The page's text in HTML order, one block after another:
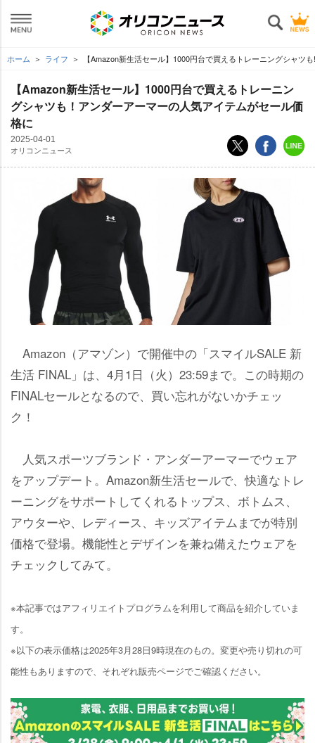
ホーム ライフ 【Amazon新生活セール】1000円台で買えるトレーニングシャツ
【Amazon新生活セール】1000円台で買えるトレーニン
グシャツも！アンダーアーマーの人気アイテムがセール価
格に
2025-04-01
オリコンニュース
Amazon（アマゾン）で開催中の「スマイルSALE 新
生活 FINAL」は、4月1日（火）23:59まで。この時期の
FINALセールとなるので、買い忘れがないかチェッ
ク！
人気スポーツブランド・アンダーアーマーでウェア
をアップデート。Amazon新生活セールで、快適なトレ
ーニングをサポートしてくれるトップス、ボトムス、
アウターや、レディース、キッズアイテムまでが特別
価格で登場。機能性とデザインを兼ね備えたウェアを
チェックしてみて。
※本記事ではアフィリエイトプログラムを利用して商品を紹介していま
す。
※以下の表示価格は2025年3月28日9時現在のもの。変更や売り切れの可
能性もありますので、それぞれ販売ページでご確認ください。